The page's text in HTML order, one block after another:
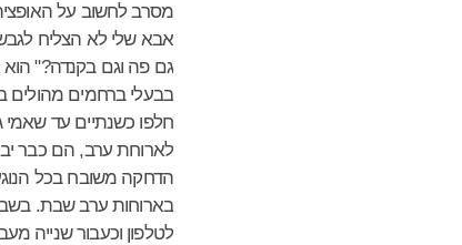
מסרב לחשוב על
אבא שלי לא הצליח לגבש
גם פה וגם בקנדה?"
בבעלי ברחמים מהולים
חלפו כשנתיים עד
לארוחת ערב, הם כבר
הדחקה משובח בכל
בארוחות ערב שבת.
לטלפון וכעבור שנייה